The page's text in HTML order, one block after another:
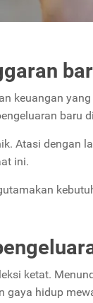
keuangan
baru
Atasi dengan
ini.
ketat.
gaya hidup